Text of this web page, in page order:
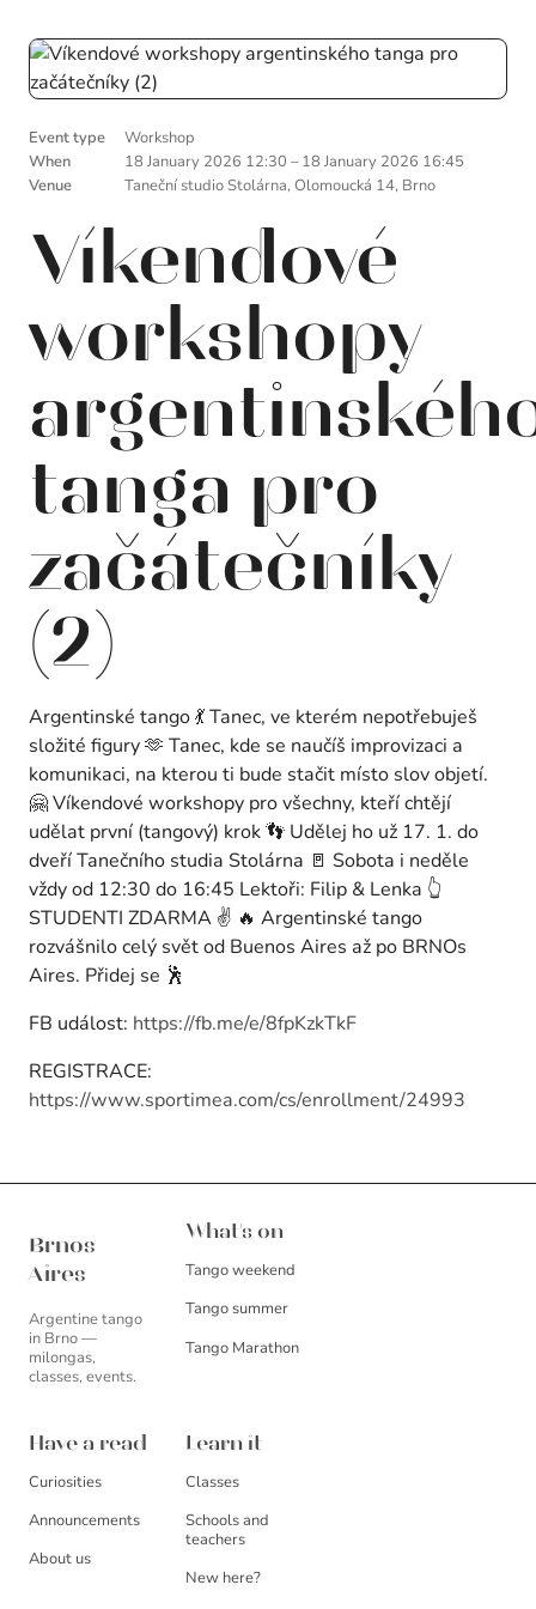
Event type
Workshop
When
18 January 2026 12:30 –18 January 2026 16:45
Venue
Taneční studio Stolárna, Olomoucká 14, Brno
Víkendové
workshopy
tanga pro
začátečníky
(2)
Argentinské tango 💃 Tanec, ve kterém nepotřebuješ
složité figury 🫶 Tanec, kde se naučíš improvizaci a
komunikaci, na kterou ti bude stačit místo slov objetí.
🤗 Víkendové workshopy pro všechny, kteří chtějí
udělat první (tangový) krok 👣 Udělej ho už 17. 1. do
dveří Tanečního studia Stolárna 🚪 Sobota i neděle
vždy od 12:30 do 16:45 Lektoři: Filip & Lenka 👆
STUDENTI ZDARMA ✌️ 🔥 Argentinské tango
rozvášnilo celý svět od Buenos Aires až po BRNOs
Aires. Přidej se 🕺
FB událost: https://fb.me/e/8fpKzkTkF
REGISTRACE:
https://www.sportimea.com/cs/enrollment/24993
Brnos
Aires
Argentine tango
in Brno —
milongas,
classes, events.
What's on
Tango weekend
Tango summer
Tango Marathon
Have a read
Curiosities
Announcements
About us
Learn it
Classes
Schools and
teachers
New here?